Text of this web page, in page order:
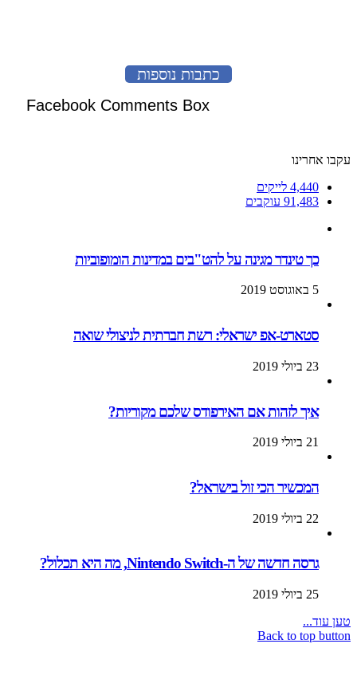
כתבות נוספות
Facebook Comments Box
עקבו אחרינו
4,440 לייקים
91,483 עוקבים
כך טינדר מגינה על להט"בים במדינות הומופוביות
5 באוגוסט 2019
סטארט-אפ ישראלי: רשת חברתית לניצולי שואה
23 ביולי 2019
איך לזהות אם האירפודס שלכם מקוריות?
21 ביולי 2019
המכשיר הכי זול בישראל?
22 ביולי 2019
גרסה חדשה של ה-Nintendo Switch, מה היא תכלול?
25 ביולי 2019
טען עוד...
Back to top button